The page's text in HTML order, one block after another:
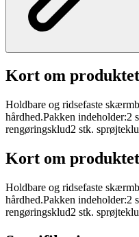
Kort om produktet
Holdbare og ridsefaste
hårdhed.Pakken indeholder:2
rengøringsklud2 stk.
Kort om produktet
Holdbare og ridsefaste
hårdhed.Pakken indeholder:2
rengøringsklud2 stk.